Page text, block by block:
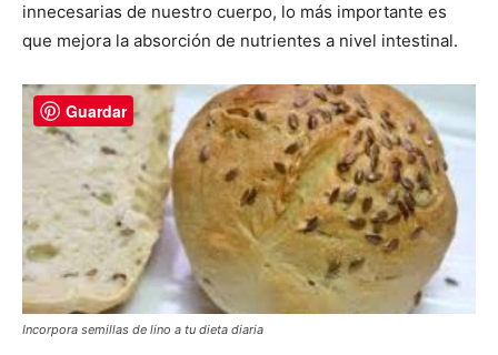
innecesarias de nuestro cuerpo, lo más importante es
que mejora la absorción de nutrientes a nivel intestinal.
Incorpora semillas de lino a tu dieta diaria
Guardar